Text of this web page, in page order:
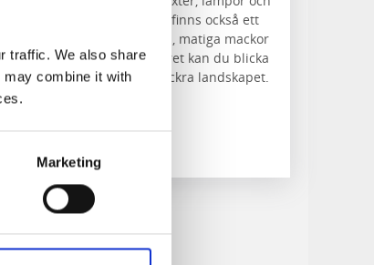
traffic. We also share
combine it with
Marketing
krukor med mera. I butiken finns också ett
café med hembak fikabröd, matiga mackor
Från det stora fönstret kan du blicka
Hornborgasjön och det vackra landskapet.
Läs mer